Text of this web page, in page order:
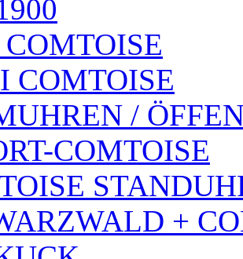
COMTOISE
/
COMTOISE
+